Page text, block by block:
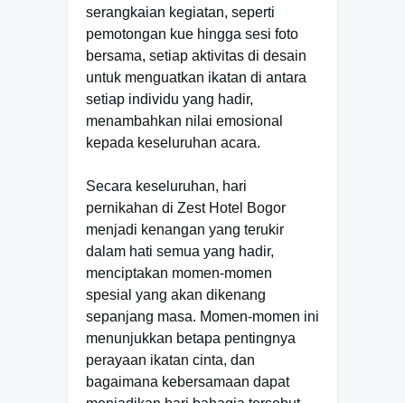
serangkaian kegiatan, seperti
pemotongan kue hingga sesi foto
bersama, setiap aktivitas di desain
untuk menguatkan ikatan di antara
setiap individu yang hadir,
menambahkan nilai emosional
kepada keseluruhan acara.
Secara keseluruhan, hari
pernikahan di Zest Hotel Bogor
menjadi kenangan yang terukir
dalam hati semua yang hadir,
menciptakan momen-momen
spesial yang akan dikenang
sepanjang masa. Momen-momen ini
menunjukkan betapa pentingnya
perayaan ikatan cinta, dan
bagaimana kebersamaan dapat